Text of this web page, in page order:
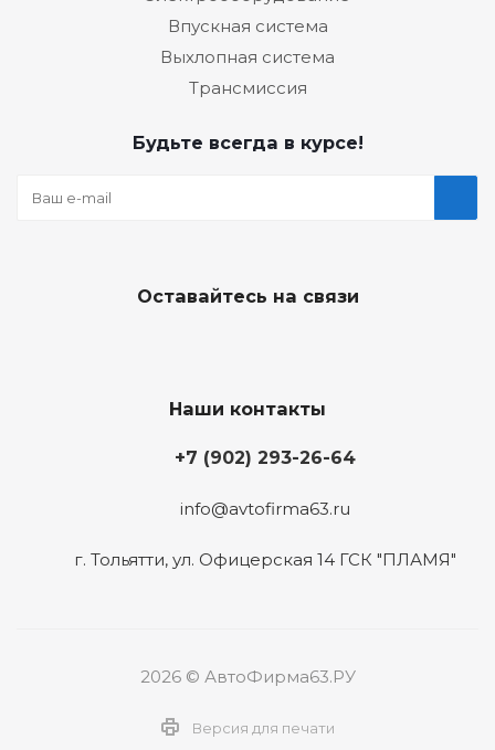
Впускная система
Выхлопная система
Трансмиссия
Будьте всегда в курсе!
Оставайтесь на связи
Наши контакты
+7 (902) 293-26-64
info@avtofirma63.ru
г. Тольятти, ул. Офицерская 14 ГСК "ПЛАМЯ"
2026 © АвтоФирма63.РУ
Версия для печати